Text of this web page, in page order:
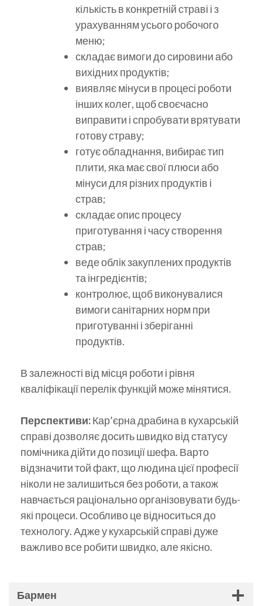
кількість в конкретній страві і з
урахуванням усього робочого
меню;
складає вимоги до сировини або
вихідних продуктів;
виявляє мінуси в процесі роботи
інших колег, щоб своєчасно
виправити і спробувати врятувати
готову страву;
готує обладнання, вибирає тип
плити, яка має свої плюси або
мінуси для різних продуктів і
страв;
складає опис процесу
приготування і часу створення
страв;
веде облік закуплених продуктів
та інгредієнтів;
контролює, щоб виконувалися
вимоги санітарних норм при
приготуванні і зберіганні
продуктів.
В залежності від місця роботи і рівня
кваліфікації перелік функцій може мінятися.
Перспективи:Кар’єрна драбина в кухарській
справі дозволяє досить швидко від статусу
помічника дійти до позиції шефа. Варто
відзначити той факт, що людина цієї професії
ніколи не залишиться без роботи, а також
навчається раціонально організовувати будь-
які процеси. Особливо це відноситься до
технологу. Адже у кухарській справі дуже
важливо все робити швидко, але якісно.
Бармен